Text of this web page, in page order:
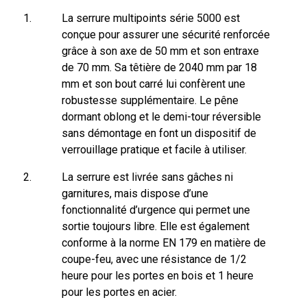
La serrure multipoints série 5000 est
conçue pour assurer une sécurité renforcée
grâce à son axe de 50 mm et son entraxe
de 70 mm. Sa têtière de 2040 mm par 18
mm et son bout carré lui confèrent une
robustesse supplémentaire. Le pêne
dormant oblong et le demi-tour réversible
sans démontage en font un dispositif de
verrouillage pratique et facile à utiliser.
La serrure est livrée sans gâches ni
garnitures, mais dispose d’une
fonctionnalité d’urgence qui permet une
sortie toujours libre. Elle est également
conforme à la norme EN 179 en matière de
coupe-feu, avec une résistance de 1/2
heure pour les portes en bois et 1 heure
pour les portes en acier.